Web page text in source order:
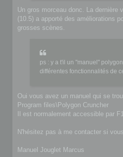
Un gros morceau donc. La dernière
(10.5) a apporté des améliorations
grosses scènes.
ps : y a t'il un "manuel"
différentes fonctionnalités de
Oui vous avez un manuel qui se
Program files\Polygon Cruncher
Il est normalement accessible par
N'hésitez pas à me contacter si
Manuel Jouglet Marcus